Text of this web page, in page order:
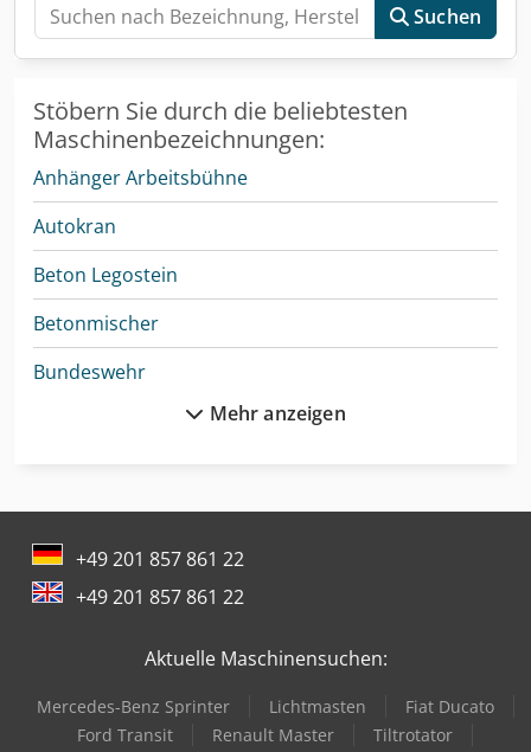
Suchen
Stöbern Sie durch die beliebtesten
Maschinenbezeichnungen:
Anhänger Arbeitsbühne
Autokran
Beton Legostein
Betonmischer
Bundeswehr
Drahtricht- Und Abschneidemaschine
Gabelstapler Diesel
Hubwagen Manuell
Kipper Mit Kran
Lagun L 1400
Mehr anzeigen
+49 201 857 861 22
+49 201 857 861 22
Aktuelle Maschinensuchen:
Mercedes-Benz Sprinter Lichtmasten
Fiat Ducato
Ford Transit
Renault Master
Tiltrotator